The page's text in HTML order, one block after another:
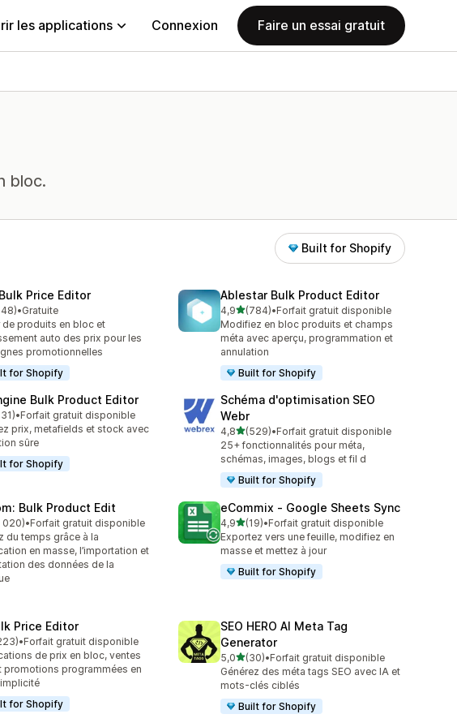
les applications Connexion Faire un essai gratuit
bloc.
Built for Shopify
Price Editor
sur 5
au total
•Gratuite
de produits en bloc et
auto des prix pour les
promotionnelles
for Shopify
Ablestar Bulk Product Editor
4,9étoile(s) sur 5
(784)
784 avis au total
•Forfait gratuit disponible
Modifiez en bloc produits et champs
méta avec aperçu, programmation et
annulation
Built for Shopify
Bulk Product Editor
sur 5
au total
•Forfait gratuit disponible
prix, metafields et stock avec
sûre
for Shopify
Schéma d'optimisation SEO
Webr
4,8étoile(s) sur 5
(529)
529 avis au total
•Forfait gratuit disponible
25+ fonctionnalités pour méta,
schémas, images, blogs et fil d
Built for Shopify
Bulk Product Edit
sur 5
020)au total
•Forfait gratuit disponible
du temps grâce à la
en masse, l’importation et
des données de la
eCommix ‑ Google Sheets Sync
4,9étoile(s) sur 5
(19)
19 avis au total
•Forfait gratuit disponible
Exportez vers une feuille, modifiez en
masse et mettez à jour
Built for Shopify
Price Editor
sur 5
au total
•Forfait gratuit disponible
de prix en bloc, ventes
promotions programmées en
for Shopify
SEO HERO AI Meta Tag
Generator
5,0étoile(s) sur 5
(30)
30 avis au total
•Forfait gratuit disponible
Générez des méta tags SEO avec IA et
mots-clés ciblés
Built for Shopify